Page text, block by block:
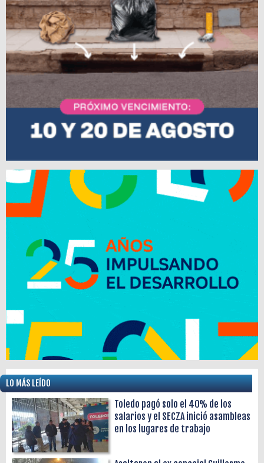
LO MÁS LEÍDO
Toledo pagó solo el 40% de los
salarios y el SECZA inició asambleas
en los lugares de trabajo